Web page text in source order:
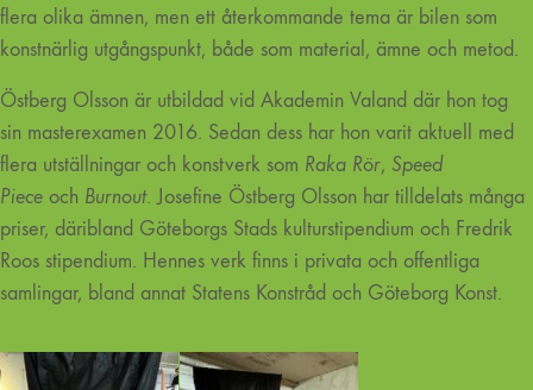
flera olika ämnen, men ett återkommande tema är bilen som
konstnärlig utgångspunkt, både som material, ämne och metod.
Östberg Olsson är utbildad vid Akademin Valand där hon tog
sin masterexamen 2016. Sedan dess har hon varit aktuell med
flera utställningar och konstverk som Raka Rör, Speed
Piece och Burnout. Josefine Östberg Olsson har tilldelats många
priser, däribland Göteborgs Stads kulturstipendium och Fredrik
Roos stipendium. Hennes verk finns i privata och offentliga
samlingar, bland annat Statens Konstråd och Göteborg Konst.